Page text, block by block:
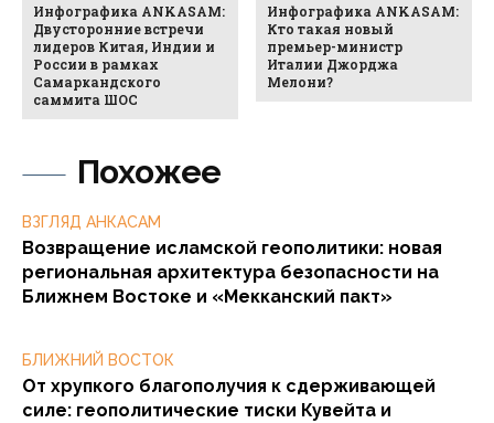
Похожее
ВЗГЛЯД АНКАСАМ
Возвращение исламской геополитики: новая
региональная архитектура безопасности на
Ближнем Востоке и «Мекканский пакт»
БЛИЖНИЙ ВОСТОК
От хрупкого благополучия к сдерживающей
силе: геополитические тиски Кувейта и
Инфографика ANKASAM:
Двусторонние встречи
лидеров Китая, Индии и
России в рамках
Самаркандского
саммита ШОС
Инфографика ANKASAM:
Кто такая новый
премьер-министр
Италии Джорджа
Мелони?